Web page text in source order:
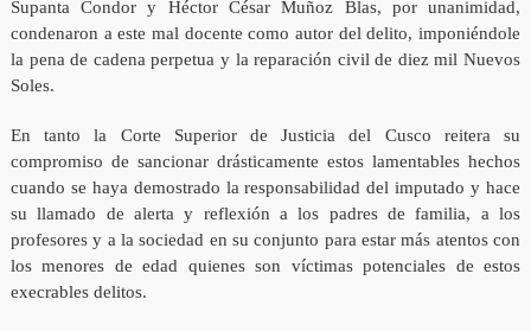
Supanta Condor y Héctor César Muñoz Blas, por unanimidad,
condenaron a este mal docente como autor del delito, imponiéndole
la pena de cadena perpetua y la reparación civil de diez mil Nuevos
Soles.
En tanto la Corte Superior de Justicia del Cusco reitera su
compromiso de sancionar drásticamente estos lamentables hechos
cuando se haya demostrado la responsabilidad del imputado y hace
su llamado de alerta y reflexión a los padres de familia, a los
profesores y a la sociedad en su conjunto para estar más atentos con
los menores de edad quienes son víctimas potenciales de estos
execrables delitos.